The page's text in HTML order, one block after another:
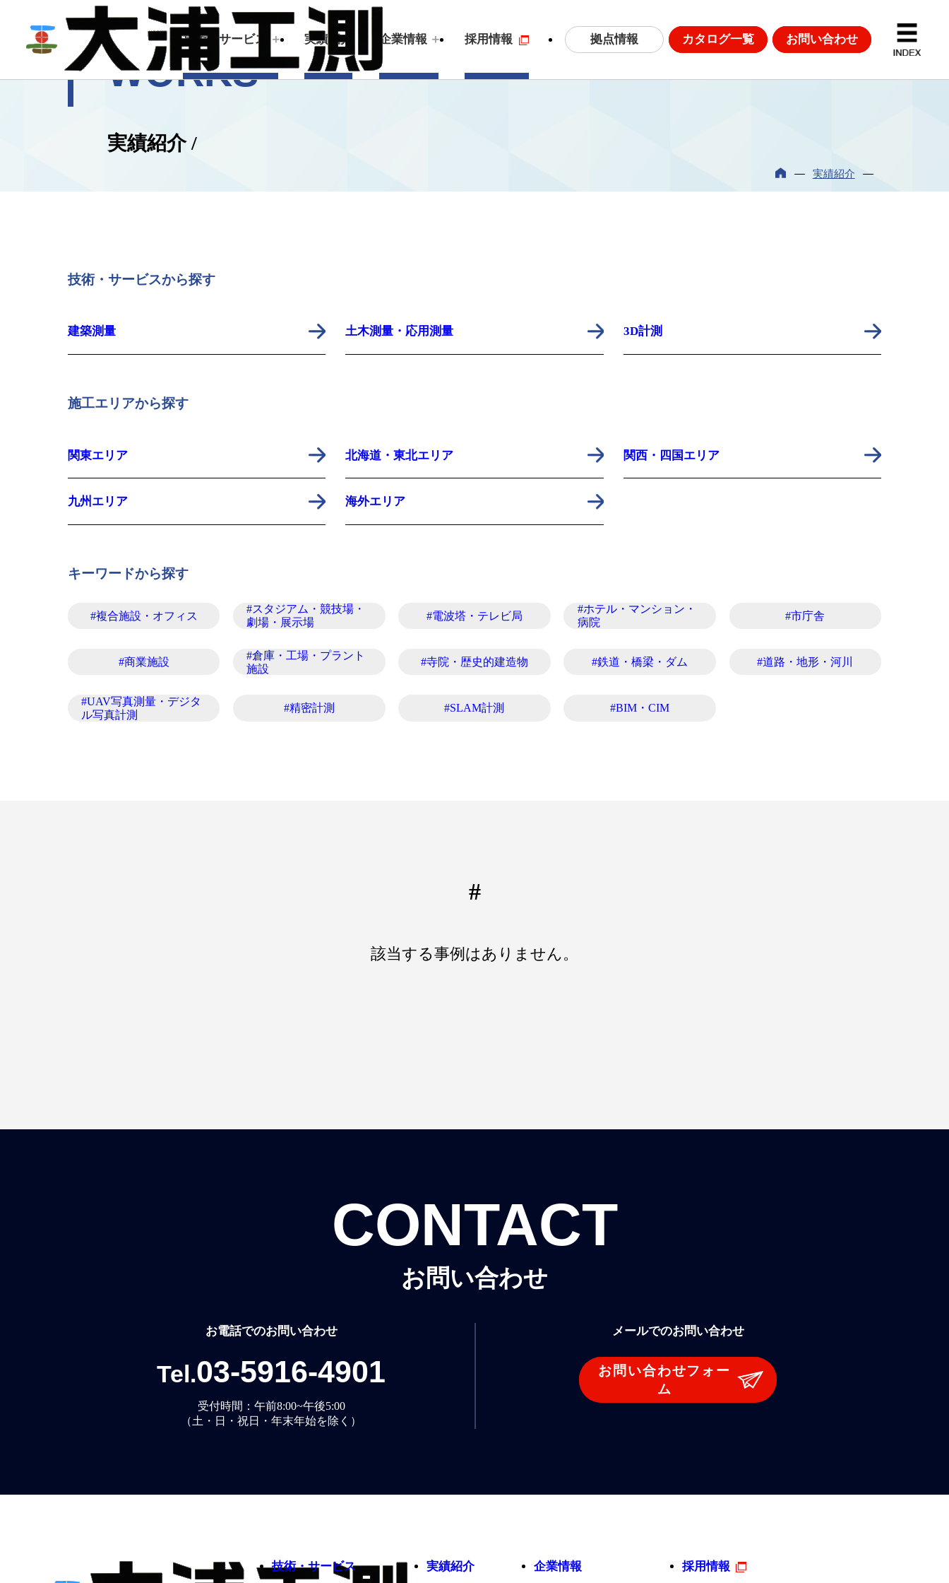
技術・サービス 実績紹介 企業情報
トップメッセージ
採用情報 拠点情報 カタログ一覧 お問い合わせ
実績紹介 /
WORKS
実績紹介
技術・サービスから探す
建築測量 土木測量・応用測量 3D計測
施工エリアから探す
関東エリア 北海道・東北エリア 関西・四国エリア
九州エリア 海外エリア
キーワードから探す
#複合施設・オフィス
#スタジアム・競技場・
劇場・展示場
#電波塔・テレビ局
#ホテル・マンション・
病院
#市庁舎
#商業施設
#倉庫・工場・プラント
施設
#寺院・歴史的建造物 #鉄道・橋梁・ダム #道路・地形・河川
#UAV写真測量・デジタ
ル写真計測
#精密計測 #SLAM計測 #BIM・CIM
#
該当する事例はありません。
CONTACT
お問い合わせ
お電話でのお問い合わせ
Tel.03-5916-4901
受付時間：午前8:00~午後5:00
（土・日・祝日・年末年始を除く）
メールでのお問い合わせ
お問い合わせフォー
ム
技術・サービス 実績紹介 企業情報 採用情報